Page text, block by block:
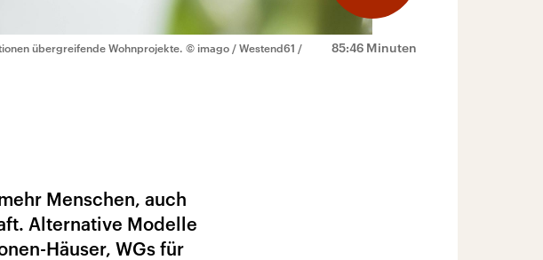
85:46 Minuten
übergreifende Wohnprojekte. © imago / Westend61 /
Menschen, auch
Alternative Modelle
Häuser, WGs für